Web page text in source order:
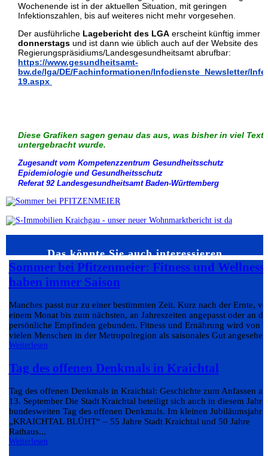
Wochenende ist in der aktuellen Situation, mit geringen
Infektionszahlen, bis auf weiteres nicht mehr vorgesehen.
Der ausführliche Lagebericht des LGA erscheint künftig immer
donnerstags und ist dann wie üblich auch auf der Website des
Regierungspräsidiums/Landesgesundheitsamt abrufbar:
https://www.gesundheitsamt-
bw.de/lga/DE/Fachinformationen/Infodienste_Newsletter/
19.aspx
Diese Grafiken sagen genau das aus, was bisher in viel Text
untergebracht wurde.
Zugesandt vom Kompetenzzentrum Gesundheitsschutz
Epidemiologie und Gesundheitsschutz
Referat 92 Landesgesundheitsamt Baden-Württemberg
Das könnte Sie auch interessieren…
Sommer bei Pfitzenmeier: Fitness und Wellness
haben immer Saison
Manches passt nur zu einer bestimmten Zeit. Kurz nach der Ernte,
einem Monat bis zum nächsten, an Jahreszeiten angepasst oder an
persönliche Empfinden gebunden. Fitness und Ernährung wird von
vielen Menschen in der Metropolregion als saisonales Gut
Weiterlesen
Tag des offenen Denkmals in Kraichtal
Tag des offenen Denkmals in Kraichtal: Geschichte zum Anfassen
13. September Die Stadt Kraichtal beteiligt sich auch in diesem Jahr
bundesweiten Tag des offenen Denkmals. Im kleinen Jubiläumsjahr
„KRAICHTAL BLÜHT“ – 55 Jahre Stadt Kraichtal und 50 Jahre
Rathaus...
Weiterlesen